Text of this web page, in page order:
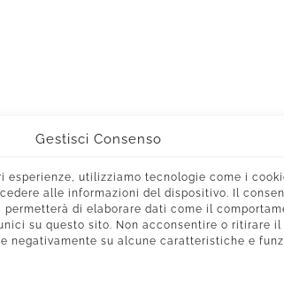
Gestisci Consenso
esperienze, utilizziamo tecnologie come i
alle informazioni del dispositivo. Il
di elaborare dati come il
su questo sito. Non acconsentire o ritirare il
negativamente su alcune caratteristiche e